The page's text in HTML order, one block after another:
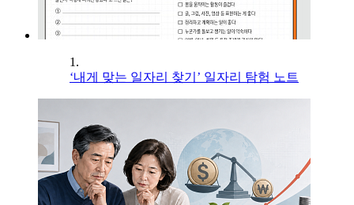
1.
‘내게 맞는 일자리 찾기’ 일자리 탐험 노트